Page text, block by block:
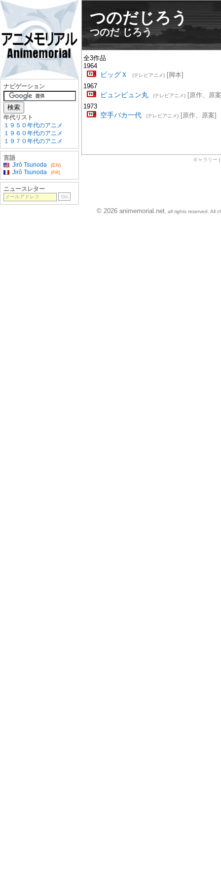
つのだじろう
つのだ じろう
全3作品
1964
ビッグＸ (テレビアニメ)[脚本]
1967
ピュンピュン丸 (テレビアニメ)[原作、原
1973
空手バカ一代 (テレビアニメ)[原作、原案]
ギャラリー
ナビゲーション
年代リスト
１９５０年代のアニメ
１９６０年代のアニメ
１９７０年代のアニメ
言語
Jirô Tsunoda
(EN)
Jirô Tsunoda (FR)
ニュースレター
© 2026 animemorial.net , all rights reserved. All